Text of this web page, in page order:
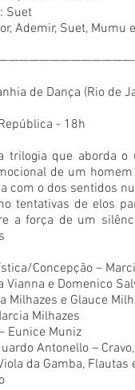
Suet
Ademir, Suet, Mumu
de Dança (Rio de
- 18h
trilogia que aborda
de um
com o dos sentidos
tentativas de elos
a força de um
Concepção –
Vianna e Domenico
Milhazes e Glauce
Milhazes
Eunice Muniz
Antonello –
da Gamba, Flautas